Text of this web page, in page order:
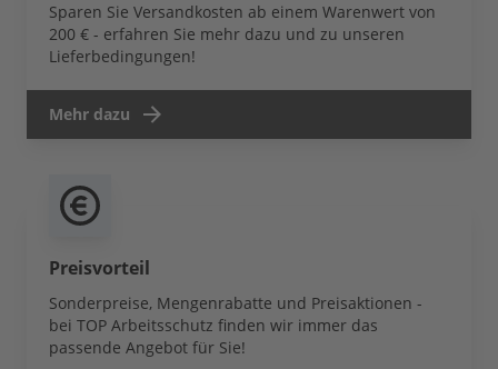
Sparen Sie Versandkosten ab einem Warenwert von
200 € - erfahren Sie mehr dazu und zu unseren
Lieferbedingungen!
Mehr dazu
Preisvorteil
Sonderpreise, Mengenrabatte und Preisaktionen -
bei TOP Arbeitsschutz finden wir immer das
passende Angebot für Sie!